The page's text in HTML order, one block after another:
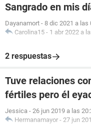
Sangrado en mis
Dayanamort - 8 dic 2021 a las
Carolina15 - 1 abr 2022 a
2 respuestas
Tuve relaciones
fértiles pero él
Jessica - 26 jun 2019 a las
Hermanamayor - 27 jun